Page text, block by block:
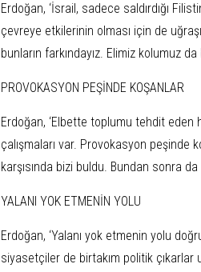
Erdoğan, ‘İsrail, sadece saldırdığı
çevreye etkilerinin olması için de
bunların farkındayız. Elimiz kolumuz
PROVOKASYON PEŞİNDE KOŞANLAR
Erdoğan, ‘Elbette toplumu tehdit
çalışmaları var. Provokasyon peşinde
karşısında bizi buldu. Bundan sonra
YALANI YOK ETMENİN YOLU
Erdoğan, ‘Yalanı yok etmenin yolu
siyasetçiler de birtakım politik çıkarlar